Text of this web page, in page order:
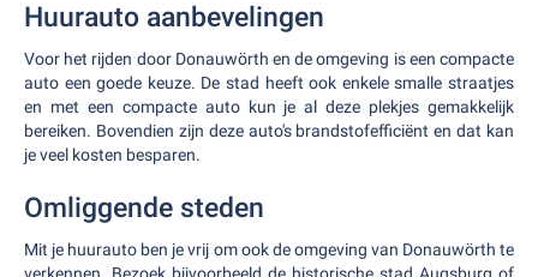
Huurauto aanbevelingen
Voor het rijden door Donauwörth en de omgeving is een compacte
auto een goede keuze. De stad heeft ook enkele smalle straatjes
en met een compacte auto kun je al deze plekjes gemakkelijk
bereiken. Bovendien zijn deze auto's brandstofefficiënt en dat kan
je veel kosten besparen.
Omliggende steden
Mit je huurauto ben je vrij om ook de omgeving van Donauwörth te